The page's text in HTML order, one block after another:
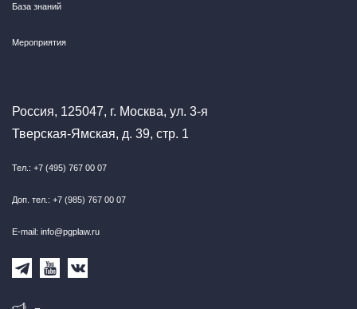
База знаний
Мероприятия
Россия, 125047, г. Москва, ул. 3-я
Тверская-Ямская, д. 39, стр. 1
Тел.: +7 (495) 767 00 07
Доп. тел.: +7 (985) 767 00 07
E-mail: info@pgplaw.ru